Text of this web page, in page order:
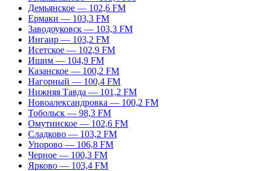
Демьянское — 102,6 FM
Ермаки — 103,3 FM
Заводоуковск — 103,3 FM
Ингаир — 103,2 FM
Исетское — 102,9 FM
Ишим — 104,9 FM
Казанское — 100,2 FM
Нагорный — 100,4 FM
Нижняя Тавда — 101,2 FM
Новоалександровка — 100,2 FM
Тобольск — 98,3 FM
Омутинское — 102,6 FM
Сладково — 103,2 FM
Упорово — 106,8 FM
Черное — 100,3 FM
Ярково — 103,4 FM